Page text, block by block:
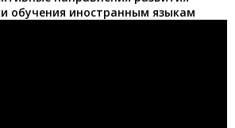
обучения иностранным языкам